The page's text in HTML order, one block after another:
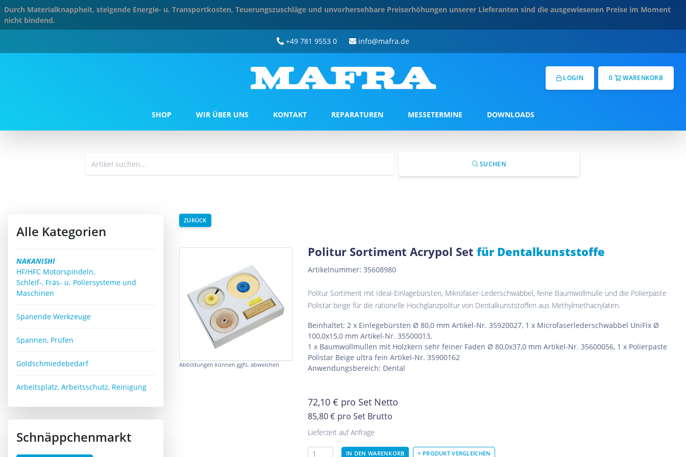
Durch Materialknappheit, steigende Energie- u. Transportkosten, Teuerungszuschläge und unvorhersehbare Preiserhöhungen unserer Lieferanten sind die ausgewiesenen Preise im Moment
nicht bindend.
+49 781 9553 0 info@mafra.de
LOGIN 0 WARENKORB
SHOP WIR ÜBER UNS KONTAKT REPARATUREN MESSETERMINE DOWNLOADS
SUCHEN
Alle Kategorien
NAKANISHI
HF/HFC Motorspindeln,
Schleif-, Fräs- u. Poliersysteme und
Maschinen
Spanende Werkzeuge
Spannen, Prüfen
Goldschmiedebedarf
Arbeitsplatz, Arbeitsschutz, Reinigung
Schnäppchenmarkt
ZURÜCK
Abbildungen können ggfs. abweichen
Politur Sortiment Acrypol Set für Dentalkunststoffe
Artikelnummer: 35608980
Politur Sortiment mit Ideal-Einlagebürsten, Mikrofaser-Lederschwabbel, feine Baumwollmulle und die Polierpaste
Polistar beige für die rationelle Hochglanzpolitur von Dentalkunststoffen aus Methylmethacrylaten.
Beinhaltet: 2 x Einlegebürsten Ø 80,0 mm Artikel-Nr. 35920027, 1 x Microfaserlederschwabbel UniFix Ø
100,0x15,0 mm Artikel-Nr. 35500013,
1 x Baumwollmullen mit Holzkern sehr feiner Faden Ø 80,0x37,0 mm Artikel-Nr. 35600056, 1 x Polierpaste
Polistar Beige ultra fein Artikel-Nr. 35900162
Anwendungsbereich: Dental
72,10 € pro Set Netto
85,80 € pro Set Brutto
Lieferzeit auf Anfrage